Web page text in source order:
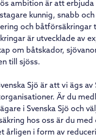
ambition är att erbjuda
­kunnig, snabb
och båtförsäkringar
är ­utvecklade av
om båtskador,
till sjöss.
Sjö är att vi ägs av
Är du
i Svenska Sjö och
hos oss är du med
årligen i form av